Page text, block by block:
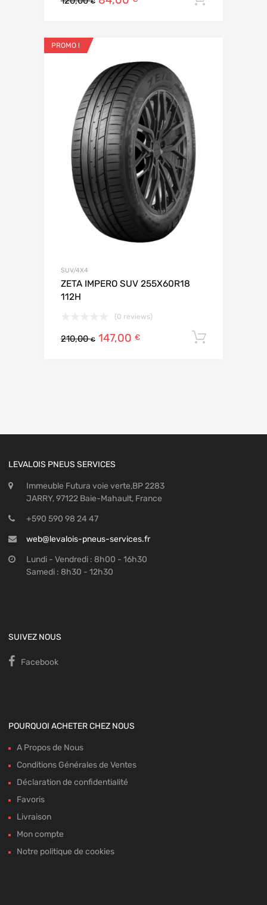
PROMO !
SUV/4X4
ZETA IMPERO SUV 255X60R18
112H
(0 reviews)
210,00€ 147,00 €
LEVALOIS PNEUS SERVICES
Immeuble Futura voie verte,BP 2283
JARRY, 97122 Baie-Mahault, France
+590 590 98 24 47
web@levalois-pneus-services.fr
Lundi - Vendredi : 8h00 - 16h30
Samedi : 8h30 - 12h30
SUIVEZ NOUS
Facebook
POURQUOI ACHETER CHEZ NOUS
A Propos de Nous
Conditions Générales de Ventes
Déclaration de confidentialité
Favoris
Livraison
Mon compte
Notre politique de cookies